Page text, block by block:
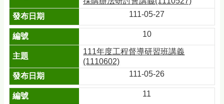
111-05-27
10
111年度工程督導研習班講義
(1110602)
111-05-26
11